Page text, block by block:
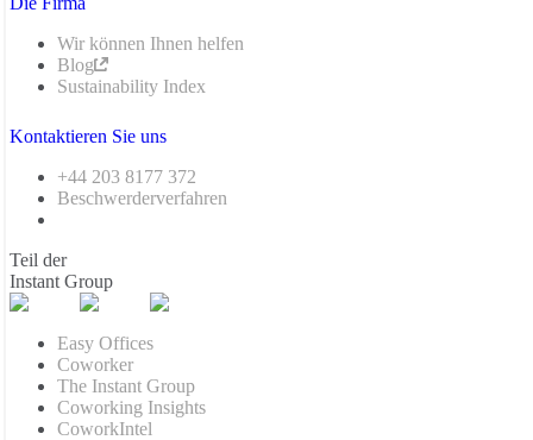
Wir können Ihnen helfen
Blog
Sustainability Index
Kontaktieren Sie uns
+44 203 8177 372
Beschwerderverfahren
Teil der
Instant Group
Easy Offices
Coworker
The Instant Group
Coworking Insights
CoworkIntel